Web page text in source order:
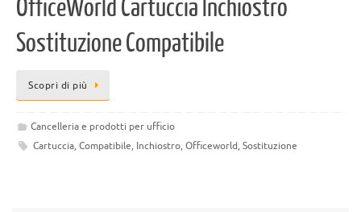
OfficeWorld Cartuccia Inchiostro
Sostituzione Compatibile
Scopri di più
Cancelleria e prodotti per ufficio
Cartuccia, Compatibile, Inchiostro, Officeworld, Sostituzione